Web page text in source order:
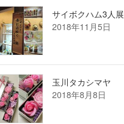
サイボクハム3人展
2018年11月5日
玉川タカシマヤ
2018年8月8日